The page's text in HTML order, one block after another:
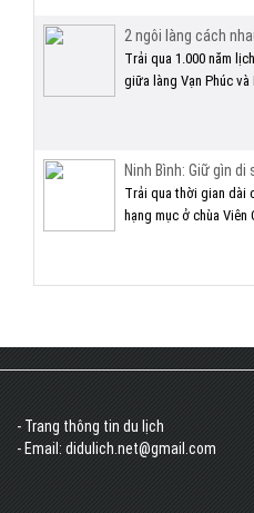
2 ngôi làng cách
Trải qua 1.000 năm
giữa làng Vạn Phúc và
Ninh Bình: Giữ gìn di
Trải qua thời gian dài
hạng mục ở chùa Viên
- Trang thông tin du lịch
- Email: didulich.net@gmail.com